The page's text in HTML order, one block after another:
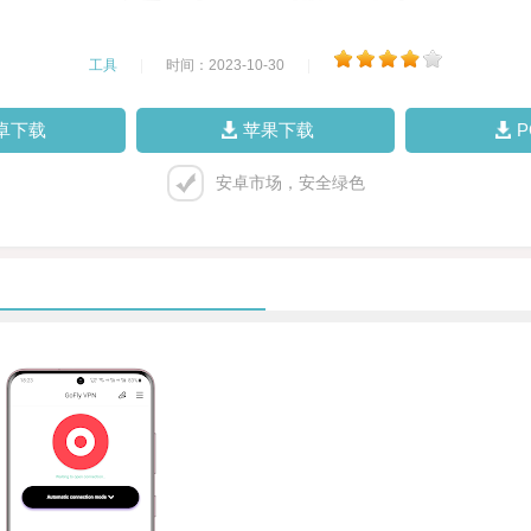
工具 时间：2023-10-30
下载 苹果下载
安卓市场，安全绿色